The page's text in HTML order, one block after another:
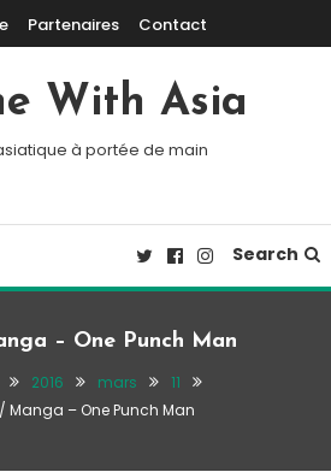
Partenaires Contact
With Asia
à portée de main
Search
– One Punch Man
2016 mars
11
Manga – One Punch Man